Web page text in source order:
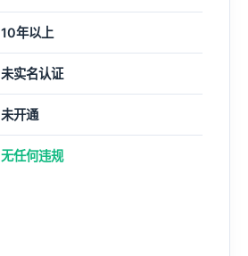
10年以上
未实名认证
未开通
无任何违规